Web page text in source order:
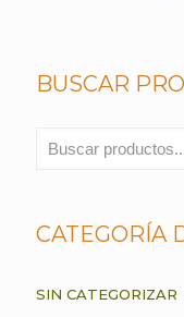
BUSCAR
Buscar
CATEGORÍA
SIN CATEGORIZAR